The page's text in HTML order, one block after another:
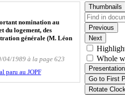
nomination au
du logement, des
générale (M. Léon
04/1989 à la page 623
paru au JOPF
Thumbnails
Previous
Next
Whole
Go to First
Rotate